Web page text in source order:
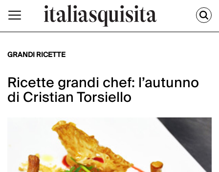
GRANDI RICETTE
Ricette grandi chef: l’autunno
di Cristian Torsiello